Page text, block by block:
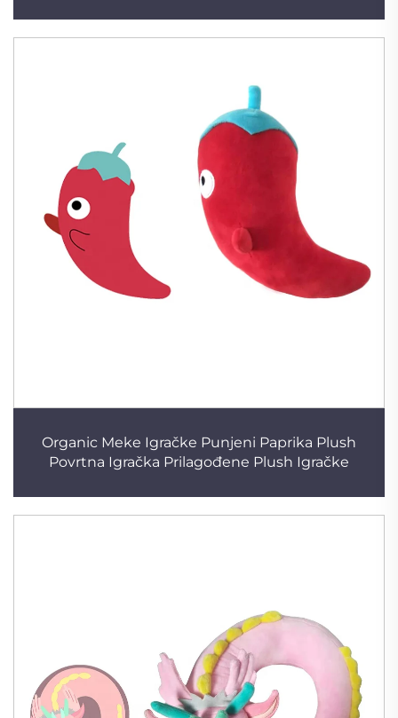
Organic Meke Igračke Punjeni Paprika Plush
Povrtna Igračka Prilagođene Plush Igračke